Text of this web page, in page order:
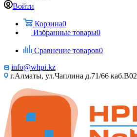
Войти
Корзина0
Избранные товары0
Сравнение товаров0
info@whpi.kz
г.Алматы, ул.Чаплина д.71/66 каб.B02